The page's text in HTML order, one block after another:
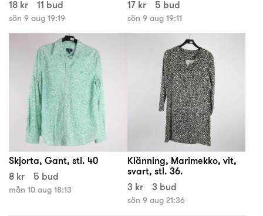
18 kr
11 bud
sön 9 aug 19:19
17 kr
5 bud
sön 9 aug 19:11
Skjorta, Gant, stl. 40
8 kr
5 bud
mån 10 aug 18:13
Klänning, Marimekko, vit,
svart, stl. 36.
3 kr
3 bud
sön 9 aug 21:36